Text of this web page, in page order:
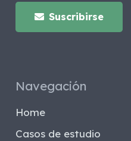
Suscribirse
Navegación
Home
Casos de estudio